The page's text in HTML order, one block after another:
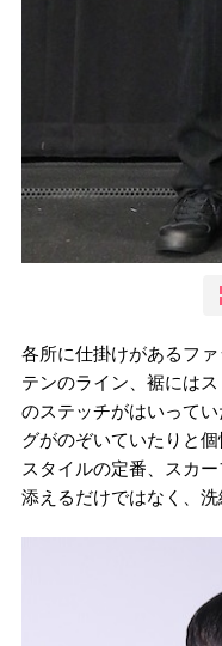
各所に仕掛けがあるフ
テンのライン、裾には
のステッチがはいって
グがのぞいていたりと
スタイルの定番、スカ
添えるだけではなく、洗